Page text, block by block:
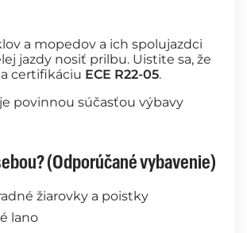
a mopedov a ich spolujazdci
jazdy nosiť prilbu. Uistite sa, že
certifikáciu ECE R22-05.
povinnou súčasťou výbavy
(Odporúčané vybavenie)
žiarovky a poistky
lano